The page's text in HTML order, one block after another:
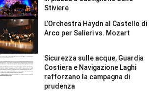
Stiviere
L’Orchestra Haydn al Castello di
Arco per Salieri vs. Mozart
Sicurezza sulle acque, Guardia
Costiera e Navigazione Laghi
rafforzano la campagna di
prudenza